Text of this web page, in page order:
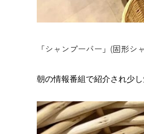
「シャンプーバー」(固形シ
朝の情報番組で紹介され少